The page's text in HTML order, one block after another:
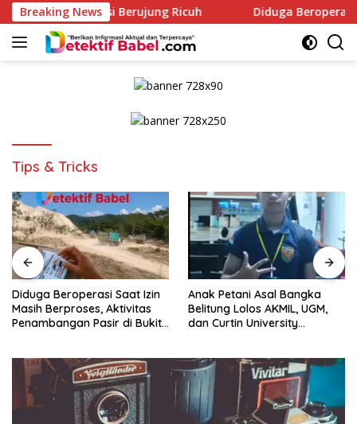
Skip
to
content
Breaking News
Aksi Berujung Ricuh Diduga Beroperasi Saat
Tips & Tricks
Diduga Beroperasi Saat Izin
Masih Berproses, Aktivitas
Penambangan Pasir di Bukit
Anak Petani Asal Bangka
Belitung Lolos AKMIL, UGM,
dan Curtin University